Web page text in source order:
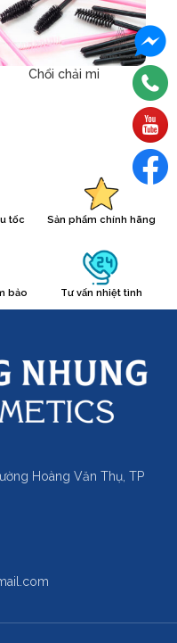
Chổi chải mi
tốc Sản phẩm chính hãng
bảo Tư vấn nhiệt tình
Hoàng Văn Thụ, TP